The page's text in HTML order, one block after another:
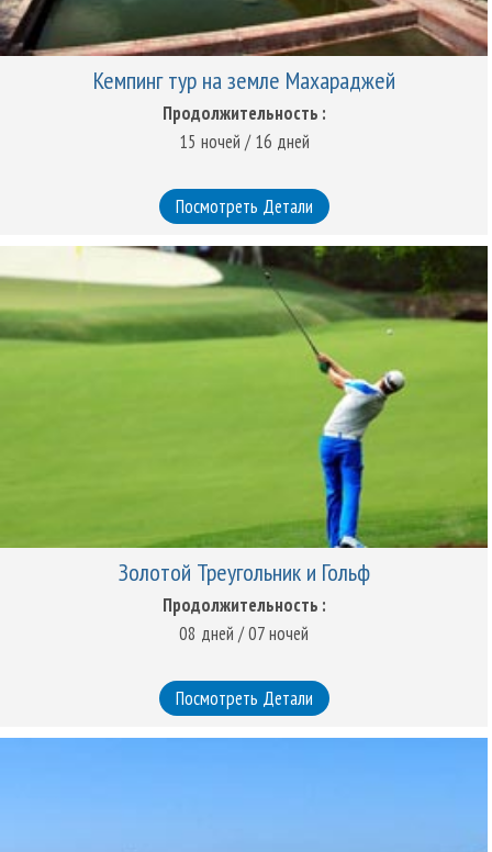
Кемпинг тур на земле Махараджей
Продолжительность :
15 ночей / 16 дней
Посмотреть Детали
Золотой Треугольник и Гольф
Продолжительность :
08 дней / 07 ночей
Посмотреть Детали